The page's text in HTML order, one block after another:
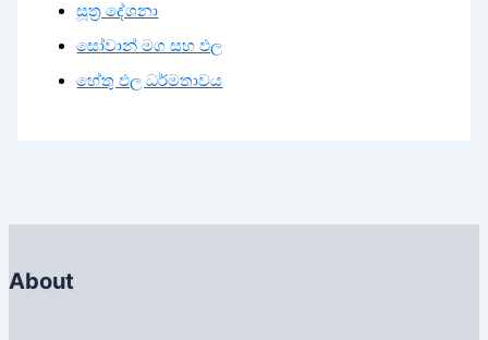
සූත්‍ර දේශනා
සෝවාන් මග සහ ඵල
හේතු ඵල ධර්මතාවය
About